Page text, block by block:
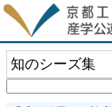
知のシーズ集